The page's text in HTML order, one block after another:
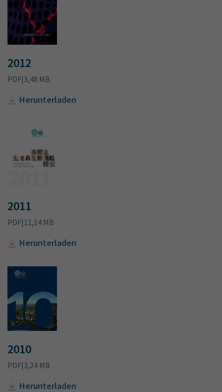
2012
PDF|3,48 MB
Herunterladen
2011
PDF| 11,14 MB
Herunterladen
2010
PDF|3,24 MB
Herunterladen